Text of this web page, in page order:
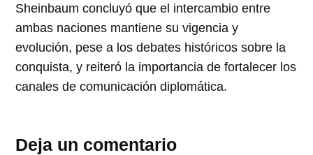
Sheinbaum concluyó que el intercambio entre
ambas naciones mantiene su vigencia y
evolución, pese a los debates históricos sobre la
conquista, y reiteró la importancia de fortalecer los
canales de comunicación diplomática.
Deja un comentario